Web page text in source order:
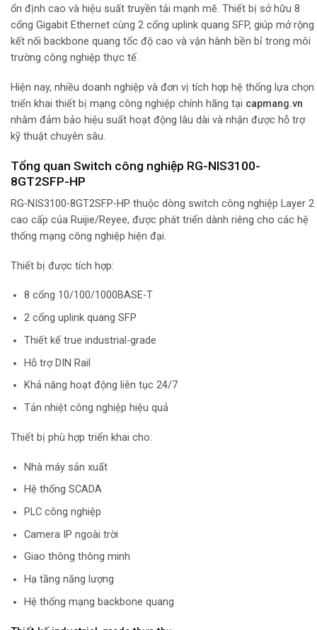
ổn định cao và hiệu suất truyền tải mạnh mẽ. Thiết bị sở hữu 8
cổng Gigabit Ethernet cùng 2 cổng uplink quang SFP, giúp mở rộng
kết nối backbone quang tốc độ cao và vận hành bền bỉ trong môi
trường công nghiệp thực tế.
Hiện nay, nhiều doanh nghiệp và đơn vị tích hợp hệ thống lựa chọn
triển khai thiết bị mạng công nghiệp chính hãng tại capmang.vn
nhằm đảm bảo hiệu suất hoạt động lâu dài và nhận được hỗ trợ
kỹ thuật chuyên sâu.
Tổng quan Switch công nghiệp RG-NIS3100-
8GT2SFP-HP
RG-NIS3100-8GT2SFP-HP thuộc dòng switch công nghiệp Layer 2
cao cấp của Ruijie/Reyee, được phát triển dành riêng cho các hệ
thống mạng công nghiệp hiện đại.
Thiết bị được tích hợp:
8 cổng 10/100/1000BASE-T
2 cổng uplink quang SFP
Thiết kế true industrial-grade
Hỗ trợ DIN Rail
Khả năng hoạt động liên tục 24/7
Tản nhiệt công nghiệp hiệu quả
Thiết bị phù hợp triển khai cho:
Nhà máy sản xuất
Hệ thống SCADA
PLC công nghiệp
Camera IP ngoài trời
Giao thông thông minh
Hạ tầng năng lượng
Hệ thống mạng backbone quang